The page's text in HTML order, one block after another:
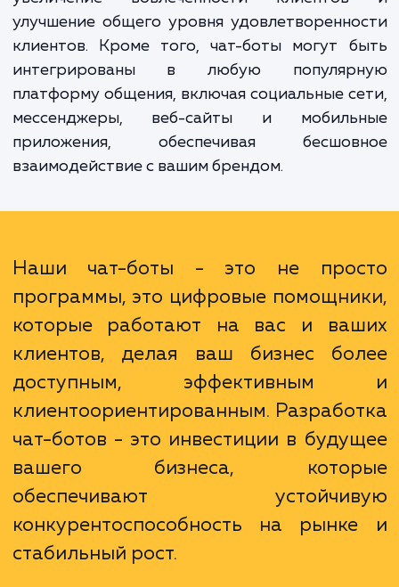
Преимущества использования чат-
включают в себя 24/7 доступность,
точное обслуживание клиентов,
нагрузки на персонал службы
увеличение вовлеченности
платформу общения, включая социальные
мессенджеры, веб-сайты и
приложения, обеспечивая
взаимодействие с вашим брендом.
Наши чат-боты - это не
программы, это цифровые
которые работают на вас и
клиентов, делая ваш бизнес